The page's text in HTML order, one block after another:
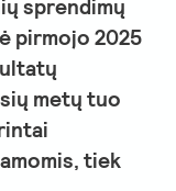
sprendimų
pirmojo 2025
metų tuo
tiek